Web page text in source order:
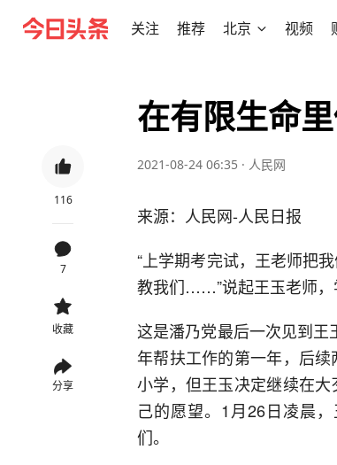
关注 推荐 北京 视频
116
7
收藏
分享
在有限生命
2021-08-24 06:35 · 人民网
来源：人民网-人民日报
“上学期考完试，王老师把
教我们……”说起王玉老师，
这是潘乃党最后一次见到
年帮扶工作的第一年，后
小学，但王玉决定继续在
己的愿望。1月26日凌晨
们。